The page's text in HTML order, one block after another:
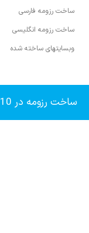
ساخت رزومه در 10 دقیقه
ساخت رزومه فارسی
ساخت رزومه انگلیسی
وبسایتهای ساخته شده